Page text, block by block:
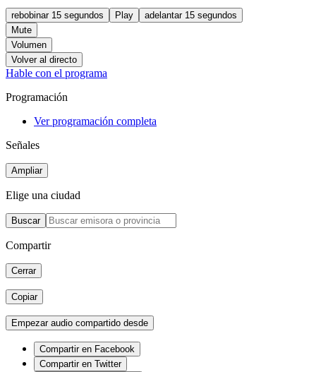
rebobinar 15 segundos Play
adelantar 15 segundos
Mute
Volumen
Volver al directo
Hable con el programa
Programación
Ver programación completa
Señales
Ampliar
Elige una ciudad
Buscar
Compartir
Cerrar
Copiar
Empezar audio compartido desde
Compartir en Facebook
Compartir en Twitter